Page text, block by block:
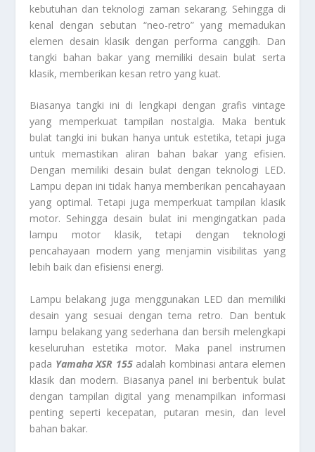
kebutuhan dan teknologi zaman sekarang. Sehingga di
kenal dengan sebutan “neo-retro” yang memadukan
elemen desain klasik dengan performa canggih. Dan
tangki bahan bakar yang memiliki desain bulat serta
klasik, memberikan kesan retro yang kuat.
Biasanya tangki ini di lengkapi dengan grafis vintage
yang memperkuat tampilan nostalgia. Maka bentuk
bulat tangki ini bukan hanya untuk estetika, tetapi juga
untuk memastikan aliran bahan bakar yang efisien.
Dengan memiliki desain bulat dengan teknologi LED.
Lampu depan ini tidak hanya memberikan pencahayaan
yang optimal. Tetapi juga memperkuat tampilan klasik
motor. Sehingga desain bulat ini mengingatkan pada
lampu motor klasik, tetapi dengan teknologi
pencahayaan modern yang menjamin visibilitas yang
lebih baik dan efisiensi energi.
Lampu belakang juga menggunakan LED dan memiliki
desain yang sesuai dengan tema retro. Dan bentuk
lampu belakang yang sederhana dan bersih melengkapi
keseluruhan estetika motor. Maka panel instrumen
pada Yamaha XSR 155adalah kombinasi antara elemen
klasik dan modern. Biasanya panel ini berbentuk bulat
dengan tampilan digital yang menampilkan informasi
penting seperti kecepatan, putaran mesin, dan level
bahan bakar.